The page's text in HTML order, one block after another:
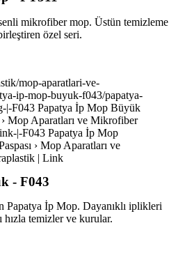
mikrofiber mop. Üstün temizleme
özel seri.
mop-aparatlari-ve-
ip-mop-buyuk-f043/papatya-
|-F043 Papatya İp Mop Büyük
› Mop Aparatları ve Mikrofiber
|-F043 Papatya İp Mop
› Mop Aparatları ve
| Link
- F043
Papatya İp Mop. Dayanıklı iplikleri
hızla temizler ve kurular.